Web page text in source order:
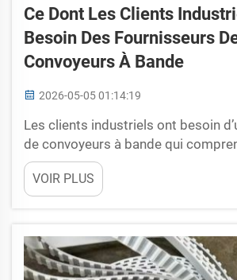
Ce Dont Les Clients
Besoin Des Fournisseurs
Convoyeurs À Bande
2026-05-05 01:14:19
Les clients industriels ont besoin
de convoyeurs à bande qui
exigences liées aux travaux
usines transportent des charges
toute la journée, leurs bandes ne
car nous avons déjà vu ce qui se
VOIR PLUS